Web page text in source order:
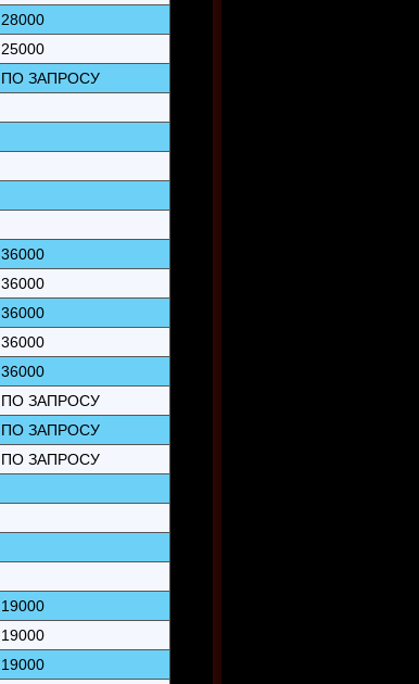
28000
25000
ПО ЗАПРОСУ
36000
36000
36000
36000
36000
ПО ЗАПРОСУ
ПО ЗАПРОСУ
ПО ЗАПРОСУ
19000
19000
19000